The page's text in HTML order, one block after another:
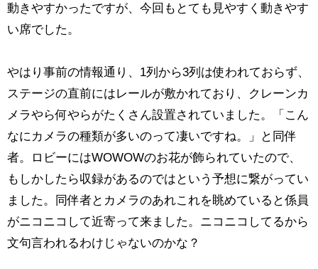
動きやすかったですが、今回もとても見やすく動きやす
い席でした。
やはり事前の情報通り、1列から3列は使われておらず、
ステージの直前にはレールが敷かれており、クレーンカ
メラやら何やらがたくさん設置されていました。「こん
なにカメラの種類が多いのって凄いですね。」と同伴
者。ロビーにはWOWOWのお花が飾られていたので、
もしかしたら収録があるのではという予想に繋がってい
ました。同伴者とカメラのあれこれを眺めていると係員
がニコニコして近寄って来ました。ニコニコしてるから
文句言われるわけじゃないのかな？